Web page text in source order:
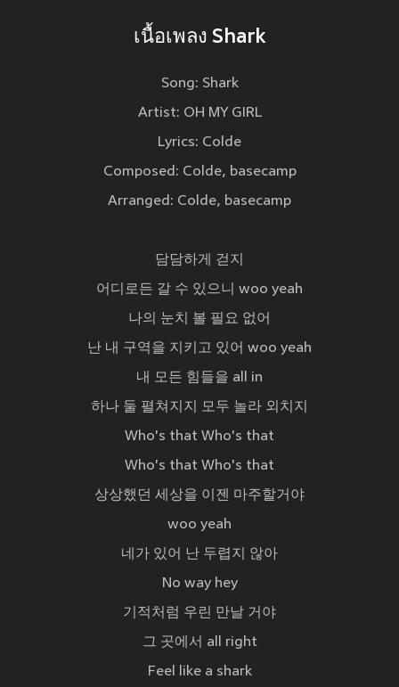
เนื้อเพลง Shark
Song: Shark
Artist: OH MY GIRL
Lyrics: Colde
Composed: Colde, basecamp
Arranged: Colde, basecamp
담담하게 걷지
어디로든 갈 수 있으니 woo yeah
나의 눈치 볼 필요 없어
난 내 구역을 지키고 있어 woo yeah
내 모든 힘들을 all in
하나 둘 펼쳐지지 모두 놀라 외치지
Who's that Who's that
Who's that Who's that
상상했던 세상을 이젠 마주할거야
woo yeah
네가 있어 난 두렵지 않아
No way hey
기적처럼 우린 만날 거야
그 곳에서 all right
Feel like a shark